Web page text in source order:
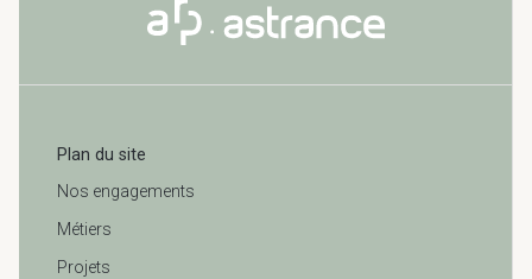
Plan du site
Nos engagements
Métiers
Projets